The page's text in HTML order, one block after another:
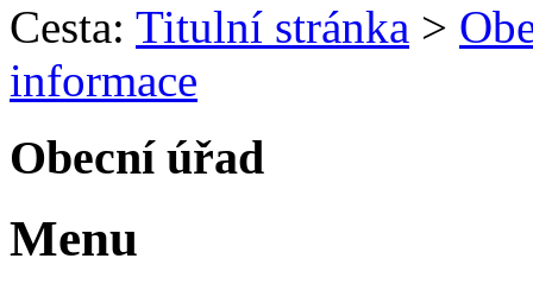
Cesta: Titulní stránka >
informace
Obecní úřad
Menu